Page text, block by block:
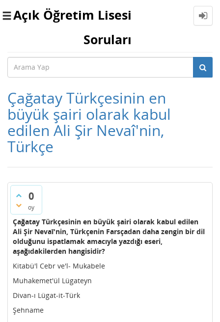
Toggle
Açık Öğretim Lisesi
Soruları
Çağatay Türkçesinin en
büyük şairi olarak kabul
edilen Ali Şir Nevaî'nin,
Türkçe
0
oy
Çağatay Türkçesinin en büyük şairi olarak kabul edilen
Ali Şir Nevaî'nin, Türkçenin Farsçadan daha zengin bir dil
olduğunu ispatlamak amacıyla yazdığı eseri,
aşağıdakilerden hangisidir?
Kitabü'l Cebr ve'l- Mukabele
Muhakemet'ül Lügateyn
Divan-ı Lügat-it-Türk
Şehname